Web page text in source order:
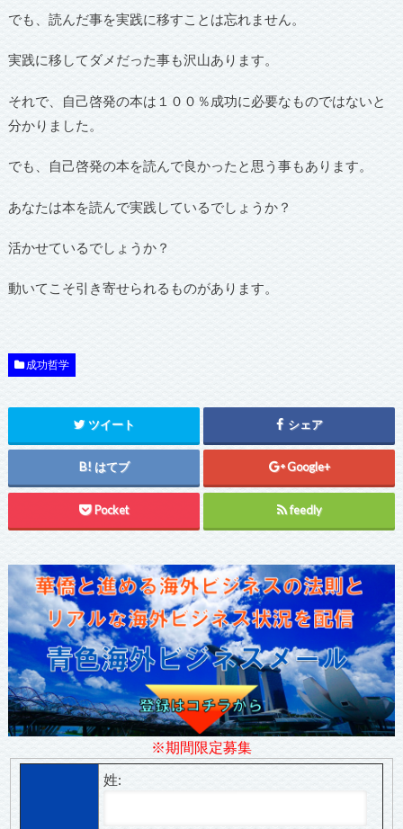
でも、読んだ事を実践に移すことは忘れません。
実践に移してダメだった事も沢山あります。
それで、自己啓発の本は１００％成功に必要なものではないと
分かりました。
でも、自己啓発の本を読んで良かったと思う事もあります。
あなたは本を読んで実践しているでしょうか？
活かせているでしょうか？
動いてこそ引き寄せられるものがあります。
成功哲学
ツイート シェア
はてブ Google+
Pocket feedly
※期間限定募集
姓: